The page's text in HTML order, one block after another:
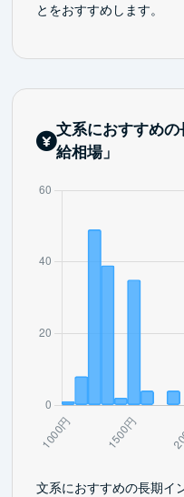
とをおすすめします。
文系におすすめ
給相場」
文系におすすめの長期イ